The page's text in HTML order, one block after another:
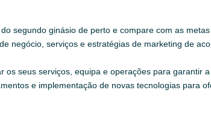
segundo ginásio de perto e compare com as metas
negócio, serviços e estratégias de marketing de
os seus serviços, equipa e operações para garantir
e implementação de novas tecnologias para